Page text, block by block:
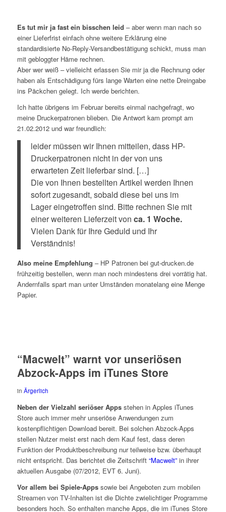
Es tut mir ja fast ein bisschen leid – aber wenn man nach so
einer Lieferfrist einfach ohne weitere Erklärung eine
standardisierte No-Reply-Versandbestätigung schickt, muss man
mit gebloggter Häme rechnen.
Aber wer weiß – vielleicht erlassen Sie mir ja die Rechnung oder
haben als Entschädigung fürs lange Warten eine nette Dreingabe
ins Päckchen gelegt. Ich werde berichten.
Ich hatte übrigens im Februar bereits einmal nachgefragt, wo
meine Druckerpatronen blieben. Die Antwort kam prompt am
21.02.2012 und war freundlich:
leider müssen wir Ihnen mitteilen, dass HP-
Druckerpatronen nicht in der von uns
erwarteten Zeit lieferbar sind. […]
Die von Ihnen bestellten Artikel werden Ihnen
sofort zugesandt, sobald diese bei uns im
Lager eingetroffen sind. Bitte rechnen Sie mit
einer weiteren Lieferzeit von ca. 1 Woche.
Vielen Dank für Ihre Geduld und Ihr
Verständnis!
Also meine Empfehlung – HP Patronen bei gut-drucken.de
frühzeitig bestellen, wenn man noch mindestens drei vorrätig hat.
Andernfalls spart man unter Umständen monatelang eine Menge
Papier.
“Macwelt” warnt vor unseriösen
Abzock-Apps im iTunes Store
in Ärgerlich
Neben der Vielzahl seriöser Appsstehen in Apples iTunes
Store auch immer mehr unseriöse Anwendungen zum
kostenpflichtigen Download bereit. Bei solchen Abzock-Apps
stellen Nutzer meist erst nach dem Kauf fest, dass deren
Funktion der Produktbeschreibung nur teilweise bzw. überhaupt
nicht entspricht. Das berichtet die Zeitschrift “Macwelt”in ihrer
aktuellen Ausgabe (07/2012, EVT 6. Juni).
Vor allem bei Spiele-Appssowie bei Angeboten zum mobilen
Streamen von TV-Inhalten ist die Dichte zwielichtiger Programme
besonders hoch. So enthalten manche Apps, die im iTunes Store